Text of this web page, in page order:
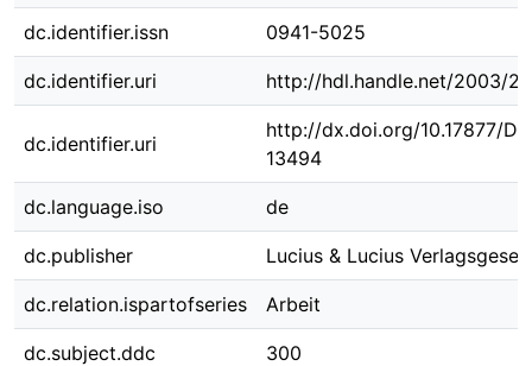
dc.identifier.issn 0941-5025
dc.identifier.uri http://hdl.handle.net/2003/
dc.identifier.uri
http://dx.doi.org/10.17877/
13494
dc.language.iso de
dc.publisher Lucius & Lucius
dc.relation.ispartofseries Arbeit
dc.subject.ddc 300